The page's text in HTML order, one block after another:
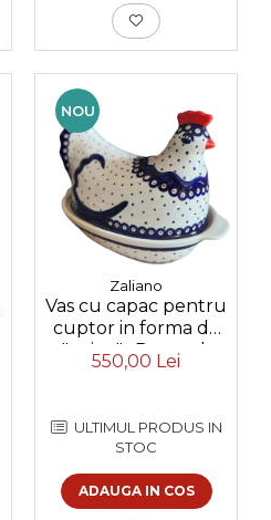
NOU
Zaliano
Vas cu capac pentru
cuptor in forma de
"gaina" , Peacock
Dots, ceramica
550,00 Lei
ULTIMUL PRODUS IN
STOC
ADAUGA IN COS